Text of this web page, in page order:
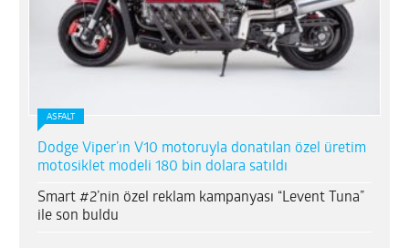
ASFALT
Dodge Viper’ın V10 motoruyla donatılan özel üretim
motosiklet modeli 180 bin dolara satıldı
Smart #2’nin özel reklam kampanyası “Levent Tuna”
ile son buldu